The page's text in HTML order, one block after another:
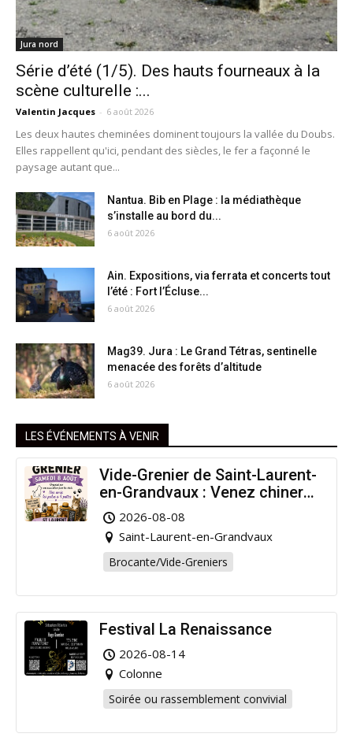
Jura nord
Série d’été (1/5). Des hauts fourneaux à la
scène culturelle :...
Valentin Jacques - 6 août 2026
Les deux hautes cheminées dominent toujours la vallée du Doubs.
Elles rappellent qu'ici, pendant des siècles, le fer a façonné le
paysage autant que...
Nantua. Bib en Plage : la médiathèque
s’installe au bord du...
6 août 2026
Ain. Expositions, via ferrata et concerts tout
l’été : Fort l’Écluse...
6 août 2026
Mag39. Jura : Le Grand Tétras, sentinelle
menacée des forêts d’altitude
6 août 2026
LES ÉVÉNEMENTS À VENIR
Vide-Grenier de Saint-Laurent-
en-Grandvaux : Venez chiner
pour la bonne cause !
2026-08-08
Saint-Laurent-en-Grandvaux
Brocante/Vide-Greniers
Festival La Renaissance
2026-08-14
Colonne
Soirée ou rassemblement convivial